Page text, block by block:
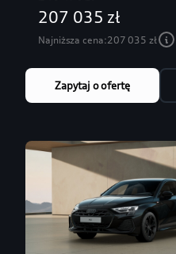
207 035 zł
Najniższa cena:207 035 zł
Zapytaj o ofertę